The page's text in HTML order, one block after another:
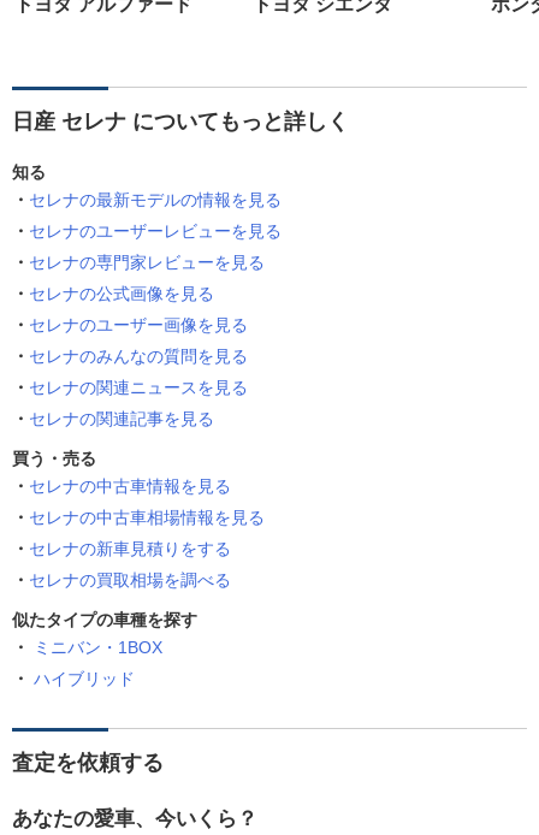
トヨタ アルファード トヨタ シエンタ ホン
日産 セレナ についてもっと詳しく
知る
セレナの最新モデルの情報を見る
セレナのユーザーレビューを見る
セレナの専門家レビューを見る
セレナの公式画像を見る
セレナのユーザー画像を見る
セレナのみんなの質問を見る
セレナの関連ニュースを見る
セレナの関連記事を見る
買う・売る
セレナの中古車情報を見る
セレナの中古車相場情報を見る
セレナの新車見積りをする
セレナの買取相場を調べる
似たタイプの車種を探す
ミニバン・1BOX
ハイブリッド
査定を依頼する
あなたの愛車、今いくら？